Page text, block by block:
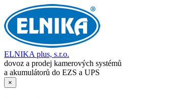
ELNIKA plus, s.r.o.
dovoz a prodej kamerových systémů
a akumulátorů do EZS a UPS
×